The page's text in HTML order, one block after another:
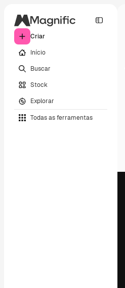
Criar
Início
Buscar
Stock
Explorar
Todas as ferramentas